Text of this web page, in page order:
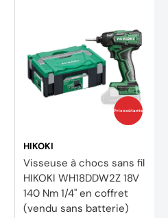
Prix coûtants
HIKOKI
Visseuse à chocs sans fil
HIKOKI WH18DDW2Z 18V
140 Nm 1/4" en coffret
(vendu sans batterie)